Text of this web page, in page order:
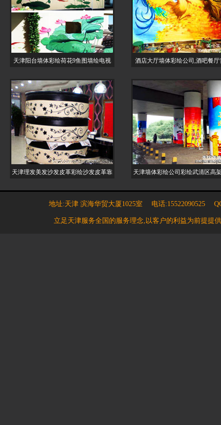
天津阳台墙体彩绘荷花9鱼图墙绘电视 酒店大厅墙体彩绘公司,酒吧餐厅
天津理发美发沙发皮革彩绘沙发皮革靠 天津墙体彩绘公司彩绘武清区高
地址:天津 滨海华贸大厦1025室 电话:15522090525
立足天津服务全国的服务理念,以客户的利益为前提提